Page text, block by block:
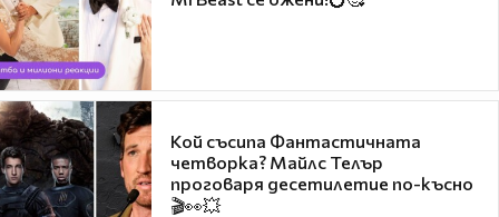
Кой съсипа Фантастичната
четворка? Майлс Телър
проговаря десетилетие по-късно
🎬👀💥